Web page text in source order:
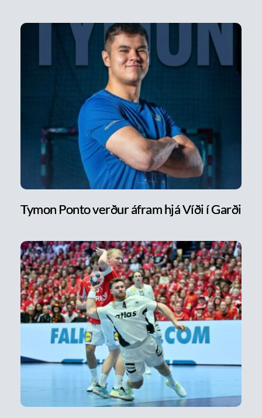
Tymon Ponto verður áfram hjá Víði í Garði